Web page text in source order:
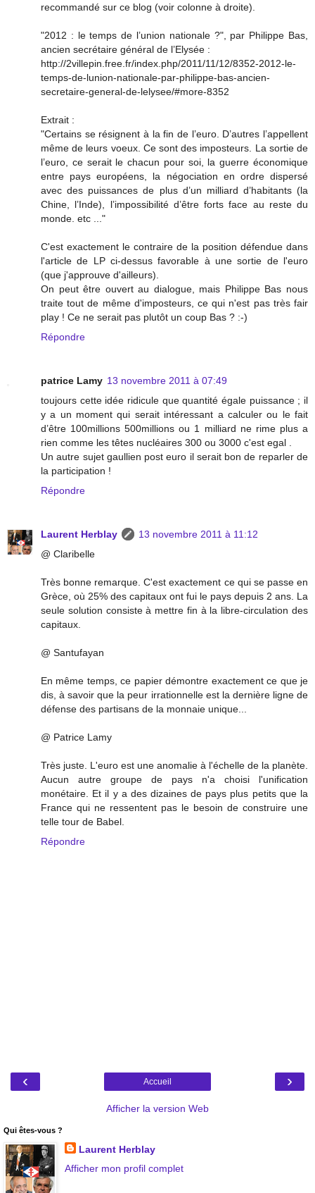
recommandé sur ce blog (voir colonne à droite).
"2012 : le temps de l’union nationale ?", par Philippe Bas,
ancien secrétaire général de l’Elysée :
http://2villepin.free.fr/index.php/2011/11/12/8352-2012-le-
temps-de-lunion-nationale-par-philippe-bas-ancien-
secretaire-general-de-lelysee/#more-8352
Extrait :
"Certains se résignent à la fin de l’euro. D’autres l’appellent
même de leurs voeux. Ce sont des imposteurs. La sortie de
l’euro, ce serait le chacun pour soi, la guerre économique
entre pays européens, la négociation en ordre dispersé
avec des puissances de plus d’un milliard d’habitants (la
Chine, l’Inde), l’impossibilité d’être forts face au reste du
monde. etc ..."
C'est exactement le contraire de la position défendue dans
l'article de LP ci-dessus favorable à une sortie de l'euro
(que j'approuve d'ailleurs).
On peut être ouvert au dialogue, mais Philippe Bas nous
traite tout de même d'imposteurs, ce qui n'est pas très fair
play ! Ce ne serait pas plutôt un coup Bas ? :-)
Répondre
patrice Lamy 13 novembre 2011 à 07:49
toujours cette idée ridicule que quantité égale puissance ; il
y a un moment qui serait intéressant a calculer ou le fait
d’être 100millions 500millions ou 1 milliard ne rime plus a
rien comme les têtes nucléaires 300 ou 3000 c'est egal .
Un autre sujet gaullien post euro il serait bon de reparler de
la participation !
Répondre
Laurent Herblay
13 novembre 2011 à 11:12
@ Claribelle
Très bonne remarque. C'est exactement ce qui se passe en
Grèce, où 25% des capitaux ont fui le pays depuis 2 ans. La
seule solution consiste à mettre fin à la libre-circulation des
capitaux.
@ Santufayan
En même temps, ce papier démontre exactement ce que je
dis, à savoir que la peur irrationnelle est la dernière ligne de
défense des partisans de la monnaie unique...
@ Patrice Lamy
Très juste. L'euro est une anomalie à l'échelle de la planète.
Aucun autre groupe de pays n'a choisi l'unification
monétaire. Et il y a des dizaines de pays plus petits que la
France qui ne ressentent pas le besoin de construire une
telle tour de Babel.
Répondre
‹ ›
Accueil
Afficher la version Web
Qui êtes-vous ?
Laurent Herblay
Afficher mon profil complet